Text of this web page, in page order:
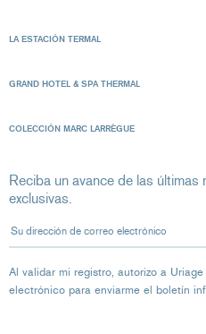
LA ESTACIÓN TERMAL
GRAND HOTEL & SPA THERMAL
COLECCIÓN MARC LARRÈGUE
Reciba un avance de las
exclusivas.
Su dirección de correo electrónico
Al validar mi registro, autorizo ​​a
electrónico para enviarme el boletín